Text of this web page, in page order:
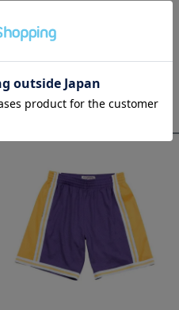
Short - Statement Edition][Los
ール][LAL]
らも見ています！